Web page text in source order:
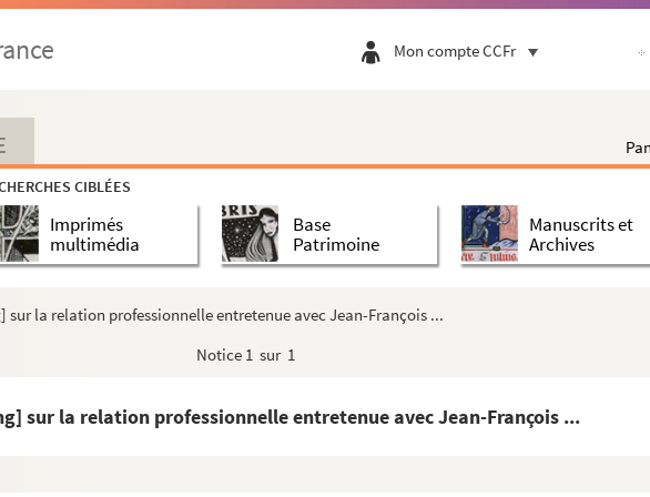
Mon compte CCFr
CIBLÉES
Imprimés
multimédia
Base
Patrimoine
Manuscrits et
Archives
sur la relation professionnelle entretenue avec Jean-François ...
Notice 1 sur 1
sur la relation professionnelle entretenue avec Jean-François ...
à Frédéric Costa
à Bernard Héllard
Bris
de la République d'Indonésie
Recoing